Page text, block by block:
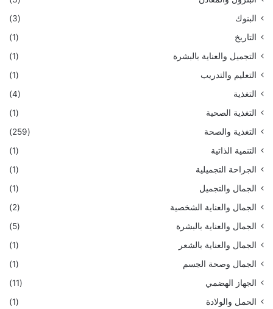
البنوك
(3)
التاريخ
(1)
التجميل والعناية بالبشرة
(1)
التعليم والتدريب
(1)
التغذية
(4)
التغذية الصحية
(1)
التغذية والصحة
(259)
التنمية الذاتية
(1)
الجراحة التجميلية
(1)
الجمال والتجميل
(1)
الجمال والعناية الشخصية
(2)
الجمال والعناية بالبشرة
(5)
الجمال والعناية بالشعر
(1)
الجمال وصحة الجسم
(1)
الجهاز الهضمي
(11)
الحمل والولادة
(1)